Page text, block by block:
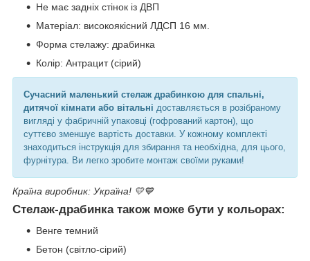
Не має задніх стінок із ДВП
Матеріал: високоякісний ЛДСП 16 мм.
Форма стелажу: драбинка
Колір: Антрацит (сірий)
Сучасний маленький стелаж драбинкою для спальні,
дитячої кімнати або вітальні доставляється в розібраному
вигляді у фабричній упаковці (гофрований картон), що
суттєво зменшує вартість доставки. У кожному комплекті
знаходиться інструкція для збирання та необхідна, для цього,
фурнітура. Ви легко зробите монтаж своїми руками!
Країна виробник: Україна! 💛💙
Стелаж-драбинка також може бути у кольорах:
Венге темний
Бетон (світло-сірий)